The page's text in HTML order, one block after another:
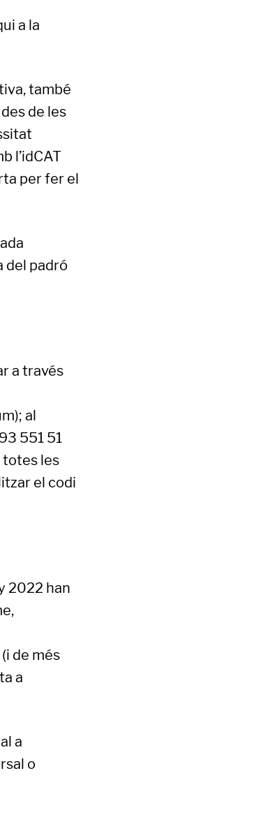
a la
també
de les
l’idCAT
per fer el
del padró
a través
al
551 51
totes les
el codi
2022 han
de més
a
a
o